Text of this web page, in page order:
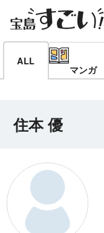
ALL
マンガ
住本 優